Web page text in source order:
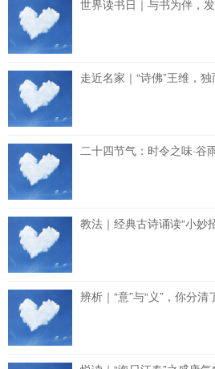
世界读书日｜与书为伴，
走近名家｜“诗佛”王维，
二十四节气：时令之味·谷
教法｜经典古诗诵读“小妙
辨析｜“意”与“义”，你分清